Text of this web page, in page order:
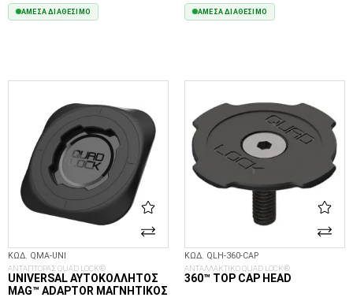
ΆΜΕΣΑ ΔΙΑΘΈΣΙΜΟ ΆΜΕΣΑ ΔΙΑΘΈΣΙΜΟ
ΚΩΔ. QMA-UNI
ΑΝΤΑΠΤΟΡΑΣ QUAD LOCK®
UNIVERSAL ΑΥΤΟΚΌΛΛΗΤΟΣ
MAG™ ADAPTOR ΜΑΓΝΗΤΙΚΌΣ
ΚΩΔ. QLH-360-CAP
ΑΝΤΑΛΛΑΚΤΙΚΟ QUAD LOCK®
360™ TOP CAP HEAD